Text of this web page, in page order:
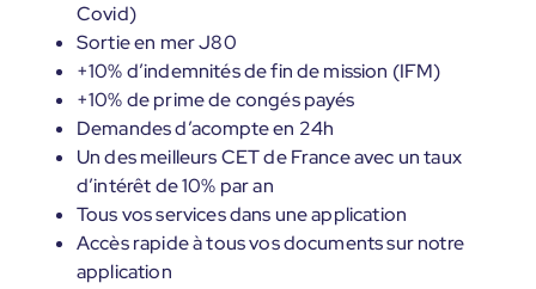
Covid)
Sortie en mer J80
+10% d’indemnités de fin de mission (IFM)
+10% de prime de congés payés
Demandes d’acompte en 24h
Un des meilleurs CET de France avec un taux
d’intérêt de 10% par an
Tous vos services dans une application
Accès rapide à tous vos documents sur notre
application